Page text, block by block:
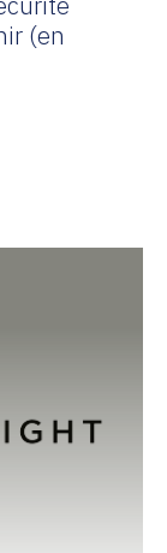
(en